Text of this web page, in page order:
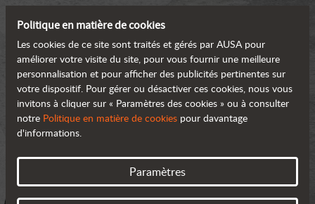
Politique en matière de cookies
Les cookies de ce site sont traités et gérés par AUSA pour
améliorer votre visite du site, pour vous fournir une meilleure
personnalisation et pour afficher des publicités pertinentes sur
votre dispositif. Pour gérer ou désactiver ces cookies, nous vous
invitons à cliquer sur « Paramètres des cookies » ou à consulter
notre Politique en matière de cookies pour davantage
d'informations.
Paramètres